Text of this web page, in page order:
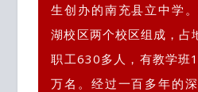
生创办的南充县立中学
湖校区两个校区组成，占
职工630多人，有教学班
万名。经过一百多年的